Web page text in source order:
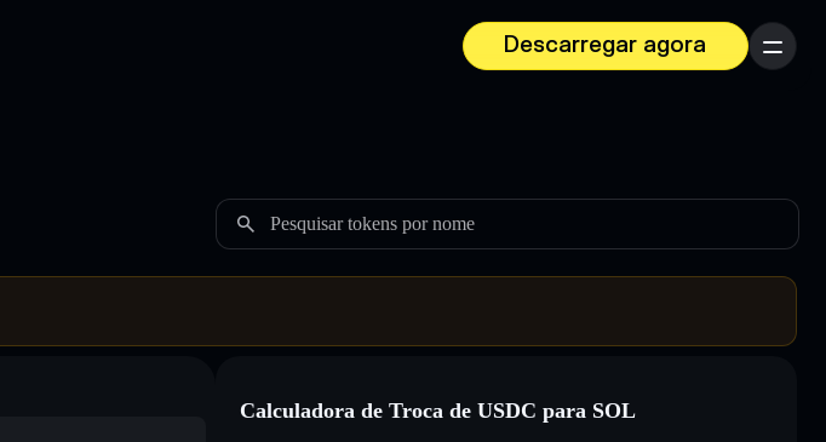
Descarregar agora
Menu
Pesquisar tokens por nome
Calculadora de Troca de USDC para SOL